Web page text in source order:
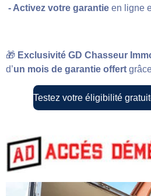
- Activez votre garantie en ligne
🎁 Exclusivité GD Chasseur
d’un mois de garantie offert
Testez votre éligibilité